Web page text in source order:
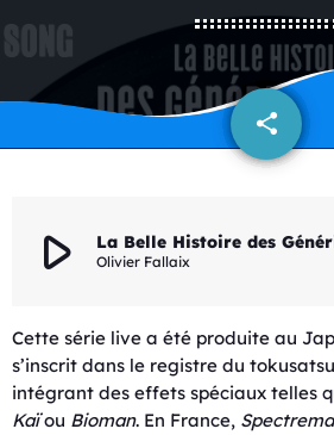
share
email
play_arrow Olivier Fallaix
Cette série live a été produite au
s’inscrit dans le registre du
intégrant des effets spéciaux telles
Kaïou Bioman. En France,